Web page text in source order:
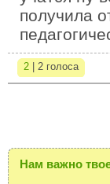
получила
2 | 2 голоса
Нам важно